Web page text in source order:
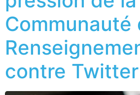
Communauté
contre Twitter